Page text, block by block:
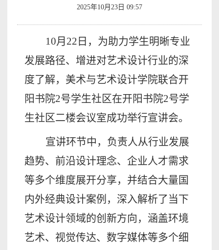
2025年10月23日 09:57
10月22日，为助力学生明晰专业
发展路径、增进对艺术设计行业的深
度了解，美术与艺术设计学院联合开
阳书院2号学生社区在开阳书院2号学
生社区二楼会议室成功举行宣讲会。
宣讲环节中，负责人从行业发展
趋势、前沿设计理念、企业人才需求
等多个维度展开分享，并结合大量国
内外经典设计案例，深入解析了当下
艺术设计领域的创新方向，涵盖环境
艺术、视觉传达、数字媒体等多个细